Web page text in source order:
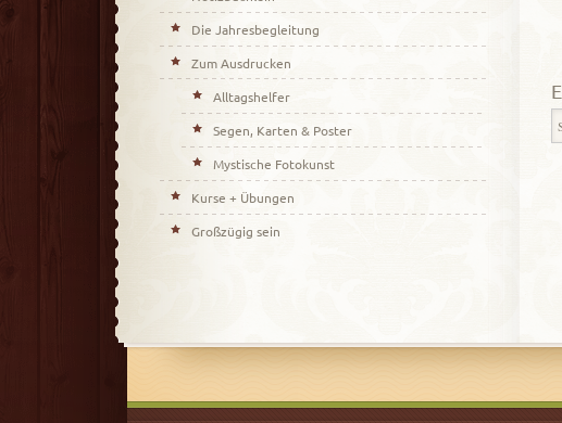
Die Jahresbegleitung
Zum Ausdrucken
Alltagshelfer
Segen, Karten & Poster
Mystische Fotokunst
Kurse + Übungen
Großzügig sein